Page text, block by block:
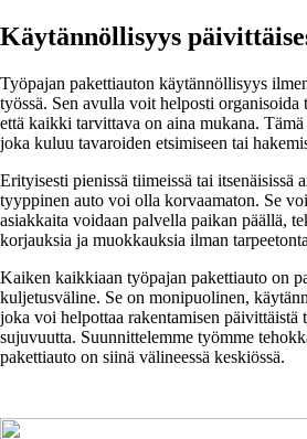
Käytännöllisyys
Työpajan pakettiauton käytännöllisyys
työssä. Sen avulla voit helposti organisoida
että kaikki tarvittava on aina mukana. Tämä
joka kuluu tavaroiden etsimiseen tai
Erityisesti pienissä tiimeissä tai itsenäisissä
tyyppinen auto voi olla korvaamaton. Se
asiakkaita voidaan palvella paikan päällä,
korjauksia ja muokkauksia ilman
Kaiken kaikkiaan työpajan pakettiauto on
kuljetusväline. Se on monipuolinen,
joka voi helpottaa rakentamisen päivittäistä
sujuvuutta. Suunnittelemme työmme
pakettiauto on siinä välineessä keskiössä.